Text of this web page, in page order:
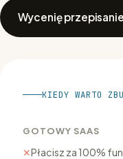
Wycenię
KIEDY WARTO
GOTOWY SAAS
✕Płacisz za 100%